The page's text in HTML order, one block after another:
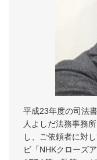
平成23年度の司法
人よしだ法務事務
し、ご依頼者に対
ビ「NHKクローズ